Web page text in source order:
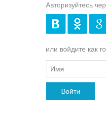
Авторизуйтесь
или войдите как
Войти